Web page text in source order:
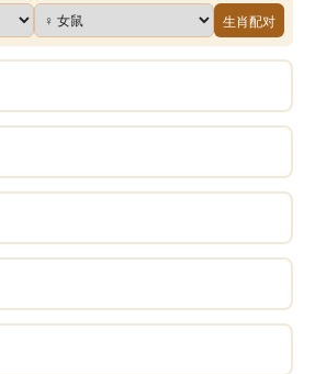
生肖配对